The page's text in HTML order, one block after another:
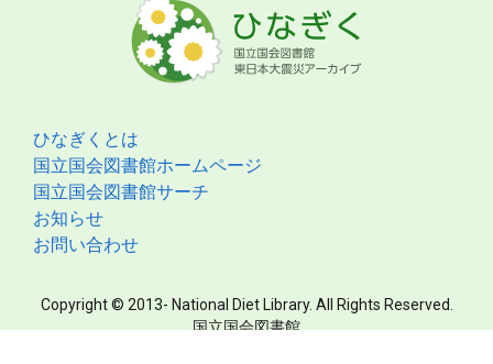
ひなぎくとは
国立国会図書館ホームページ
国立国会図書館サーチ
お知らせ
お問い合わせ
Copyright © 2013- National Diet Library. All Rights Reserved.